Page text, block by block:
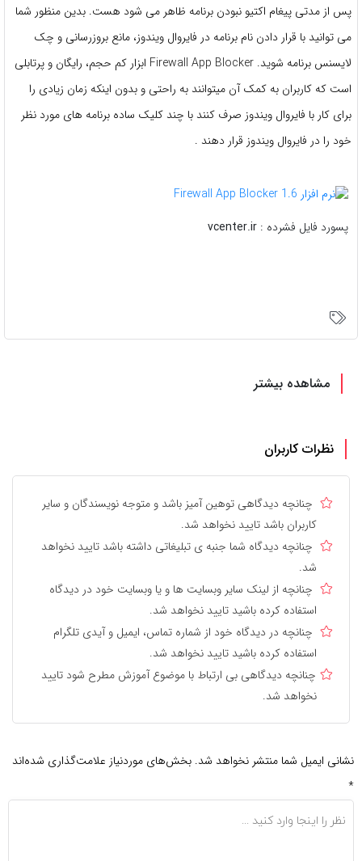
پس از مدتی پیغام اکتیو نبودن برنامه ظاهر می شود هست. بدین منظور شما
می توانید با قرار دادن نام برنامه در فایروال ویندوز، مانع بروزرسانی و چک
لایسنس برنامه شوید. Firewall App Blocker ابزار کم حجم، رایگان و پرتابلی
است که کاربران به کمک آن میتوانند به راحتی و بدون اینکه زمان زیادی را
برای کار با فایروال ویندوز صرف کنند با چند کلیک ساده برنامه های مورد نظر
خود را در فایروال ویندوز قرار دهند .
پسورد فايل فشرده : vcenter.ir
مشاهده بیشتر
نظرات کاربران
چنانچه دیدگاهی توهین آمیز باشد و متوجه نویسندگان و سایر
کاربران باشد تایید نخواهد شد.
چنانچه دیدگاه شما جنبه ی تبلیغاتی داشته باشد تایید نخواهد
شد.
چنانچه از لینک سایر وبسایت ها و یا وبسایت خود در دیدگاه
استفاده کرده باشید تایید نخواهد شد.
چنانچه در دیدگاه خود از شماره تماس، ایمیل و آیدی تلگرام
استفاده کرده باشید تایید نخواهد شد.
چنانچه دیدگاهی بی ارتباط با موضوع آموزش مطرح شود تایید
نخواهد شد.
نشانی ایمیل شما منتشر نخواهد شد. بخش‌های موردنیاز علامت‌گذاری شده‌اند
*